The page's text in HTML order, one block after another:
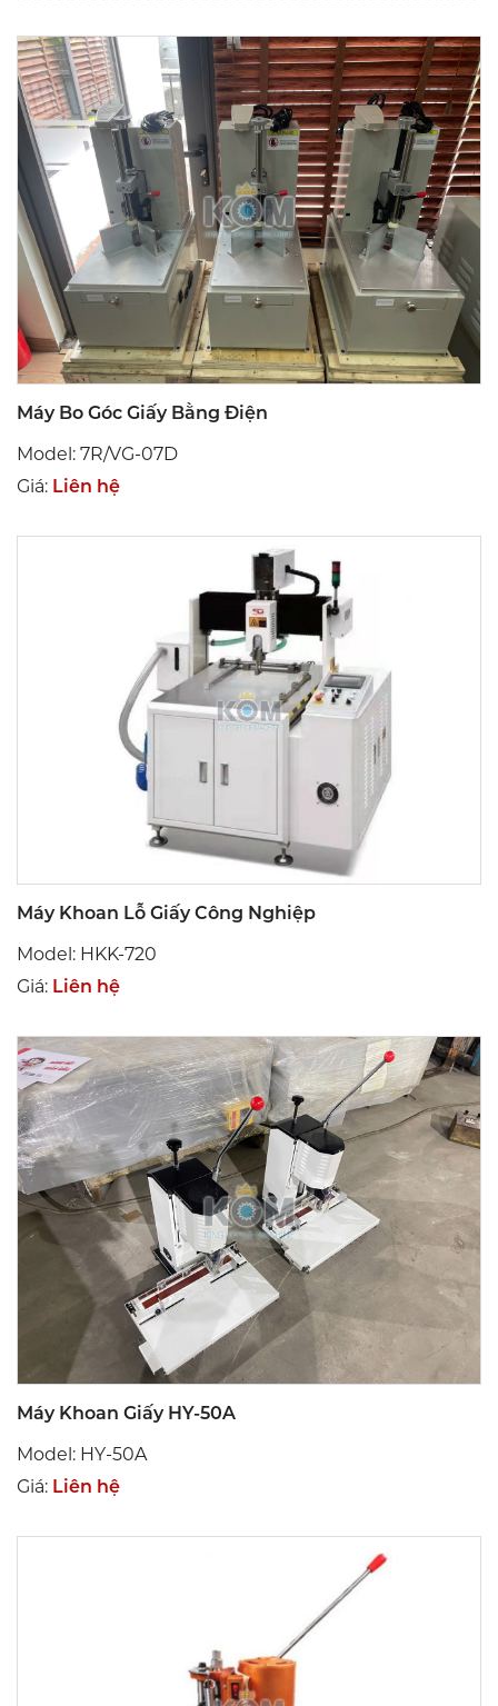
Máy Bo Góc Giấy Bằng Điện
Model: 7R/VG-07D
Giá: Liên hệ
Máy Khoan Lỗ Giấy Công Nghiệp
Model: HKK-720
Giá: Liên hệ
Máy Khoan Giấy HY-50A
Model: HY-50A
Giá: Liên hệ